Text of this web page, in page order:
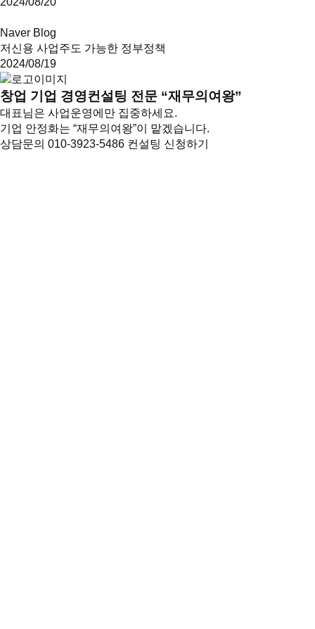
Naver Blog
저신용 사업주도 가능한 정부정책
2024/08/19
창업 기업 경영컨설팅 전문 “재무의여왕”
대표님은 사업운영에만 집중하세요.
기업 안정화는 “재무의여왕”이 맡겠습니다.
상담문의 010-3923-5486 컨설팅 신청하기